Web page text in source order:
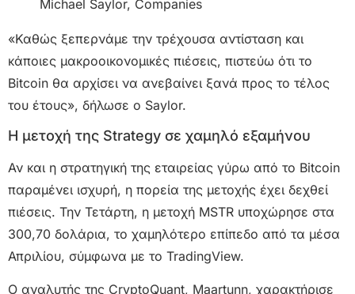
«Καθώς ξεπερνάμε την τρέχουσα αντίσταση και
κάποιες μακροοικονομικές πιέσεις, πιστεύω ότι το
Bitcoin θα αρχίσει να ανεβαίνει ξανά προς το τέλος
του έτους», δήλωσε ο Saylor.
Η μετοχή της Strategy σε χαμηλό εξαμήνου
Αν και η στρατηγική της εταιρείας γύρω από το Bitcoin
παραμένει ισχυρή, η πορεία της μετοχής έχει δεχθεί
πιέσεις. Την Τετάρτη, η μετοχή MSTR υποχώρησε στα
300,70 δολάρια, το χαμηλότερο επίπεδο από τα μέσα
Απριλίου, σύμφωνα με το TradingView.
Ο αναλυτής της CryptoQuant, Maartunn, χαρακτήρισε